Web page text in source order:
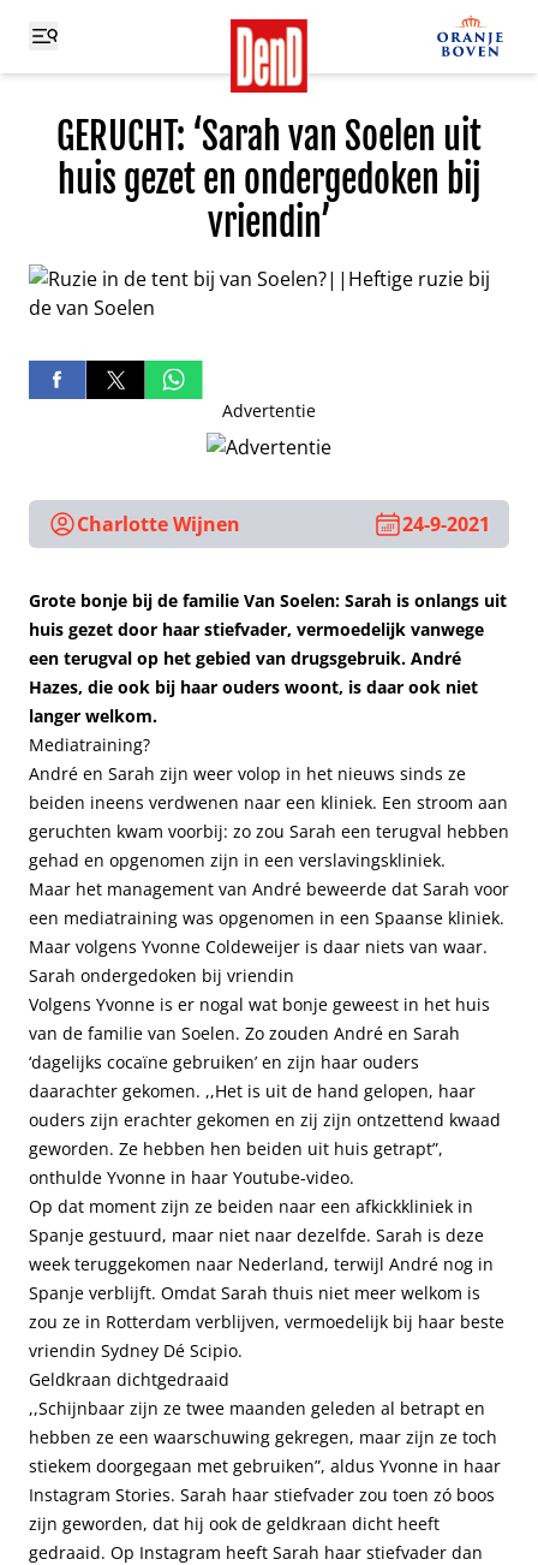
GERUCHT: ‘Sarah van Soelen uit
huis gezet en ondergedoken bij
vriendin’
Advertentie
Charlotte Wijnen 24-9-2021
Grote bonje bij de familie Van Soelen: Sarah is onlangs uit
huis gezet door haar stiefvader, vermoedelijk vanwege
een terugval op het gebied van drugsgebruik. André
Hazes, die ook bij haar ouders woont, is daar ook niet
langer welkom.
Mediatraining?
André en Sarah zijn weer volop in het nieuws sinds ze
beiden ineens verdwenen naar een kliniek. Een stroom aan
geruchten kwam voorbij: zo zou Sarah een terugval hebben
gehad en opgenomen zijn in een verslavingskliniek.
Maar het management van André beweerde dat Sarah voor
een mediatraining was opgenomen in een Spaanse kliniek.
Maar volgens Yvonne Coldeweijer is daar niets van waar.
Sarah ondergedoken bij vriendin
Volgens Yvonne is er nogal wat bonje geweest in het huis
van de familie van Soelen. Zo zouden André en Sarah
‘dagelijks cocaïne gebruiken’ en zijn haar ouders
daarachter gekomen. ,,Het is uit de hand gelopen, haar
ouders zijn erachter gekomen en zij zijn ontzettend kwaad
geworden. Ze hebben hen beiden uit huis getrapt”,
onthulde Yvonne in haar Youtube-video.
Op dat moment zijn ze beiden naar een afkickkliniek in
Spanje gestuurd, maar niet naar dezelfde. Sarah is deze
week teruggekomen naar Nederland, terwijl André nog in
Spanje verblijft. Omdat Sarah thuis niet meer welkom is
zou ze in Rotterdam verblijven, vermoedelijk bij haar beste
vriendin Sydney Dé Scipio.
Geldkraan dichtgedraaid
,,Schijnbaar zijn ze twee maanden geleden al betrapt en
hebben ze een waarschuwing gekregen, maar zijn ze toch
stiekem doorgegaan met gebruiken”, aldus Yvonne in haar
Instagram Stories. Sarah haar stiefvader zou toen zó boos
zijn geworden, dat hij ook de geldkraan dicht heeft
gedraaid. Op Instagram heeft Sarah haar stiefvader dan